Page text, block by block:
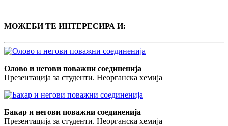
МОЖЕБИ ТЕ ИНТЕРЕСИРА И:
Олово и негови поважни соединенија
Презентација за студенти. Неорганска хемија
Бакар и негови поважни соединенија
Презентација за студенти. Неорганска хемија